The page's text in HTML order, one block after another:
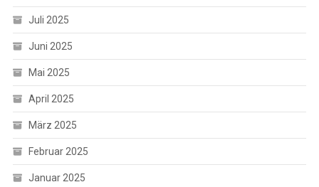
Juli 2025
Juni 2025
Mai 2025
April 2025
März 2025
Februar 2025
Januar 2025